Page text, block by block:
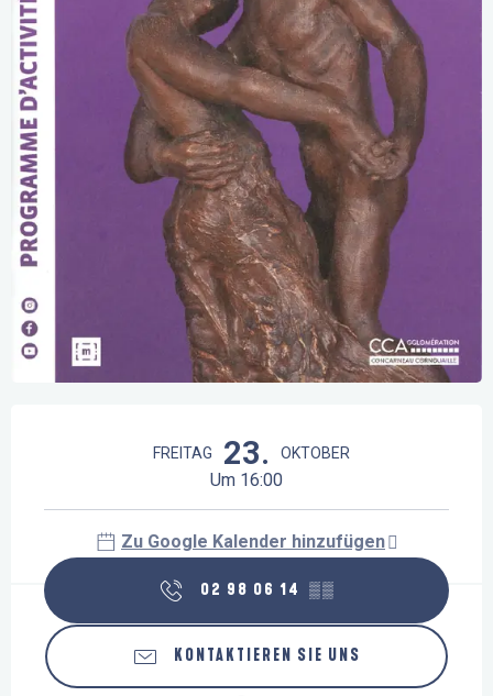
FREITAG 23. OKTOBER
Um 16:00
Zu Google Kalender hinzufügen
02 98 06 14 ▒▒
KONTAKTIEREN SIE UNS